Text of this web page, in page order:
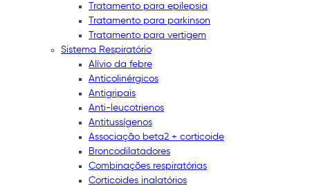
Tratamento para epilepsia
Tratamento para parkinson
Tratamento para vertigem
Sistema Respiratório
Alívio da febre
Anticolinérgicos
Antigripais
Anti-leucotrienos
Antitussígenos
Associação beta2 + corticoide
Broncodilatadores
Combinações respiratórias
Corticoides inalatórios